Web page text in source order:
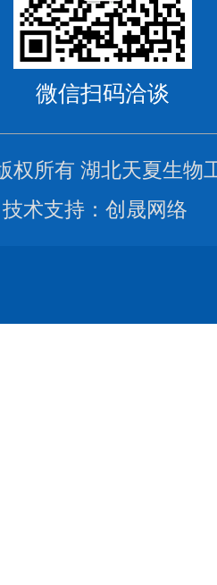
微信扫码洽谈
权所有 湖北天夏生物
技术支持： 创晟网络